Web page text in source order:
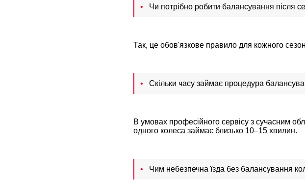
Чи потрібно робити балансування після
Так, це обов'язкове правило для кожного
Скільки часу займає процедура
В умовах професійного сервісу з сучасним
одного колеса займає близько 10–15 хвилин.
Чим небезпечна їзда без балансування